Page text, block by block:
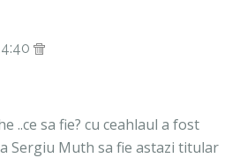
..ce sa fie? cu ceahlaul a fost
Sergiu Muth sa fie astazi titular